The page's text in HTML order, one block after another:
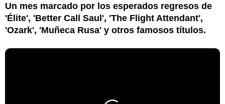
Un mes marcado por los esperados regresos de
'Élite', 'Better Call Saul', 'The Flight Attendant',
'Ozark', 'Muñeca Rusa' y otros famosos títulos.